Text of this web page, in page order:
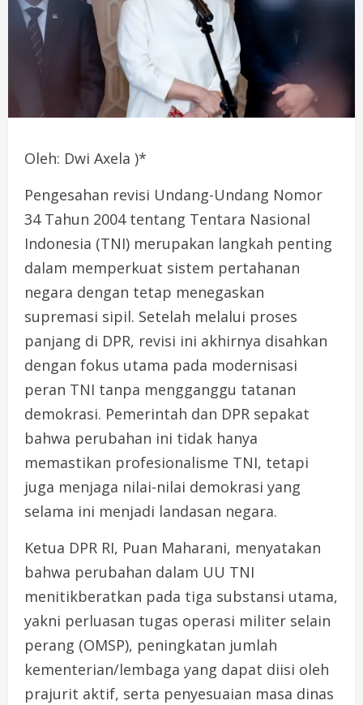
Oleh: Dwi Axela )*
Pengesahan revisi Undang-Undang Nomor
34 Tahun 2004 tentang Tentara Nasional
Indonesia (TNI) merupakan langkah penting
dalam memperkuat sistem pertahanan
negara dengan tetap menegaskan
supremasi sipil. Setelah melalui proses
panjang di DPR, revisi ini akhirnya disahkan
dengan fokus utama pada modernisasi
peran TNI tanpa mengganggu tatanan
demokrasi. Pemerintah dan DPR sepakat
bahwa perubahan ini tidak hanya
memastikan profesionalisme TNI, tetapi
juga menjaga nilai-nilai demokrasi yang
selama ini menjadi landasan negara.
Ketua DPR RI, Puan Maharani, menyatakan
bahwa perubahan dalam UU TNI
menitikberatkan pada tiga substansi utama,
yakni perluasan tugas operasi militer selain
perang (OMSP), peningkatan jumlah
kementerian/lembaga yang dapat diisi oleh
prajurit aktif, serta penyesuaian masa dinas